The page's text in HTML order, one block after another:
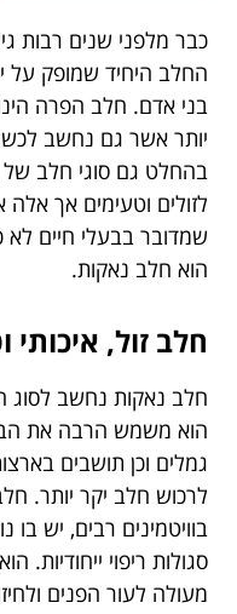
כבר מלפני שנים רבות
החלב היחיד שמופק על
בני אדם. חלב הפרה
יותר אשר גם נחשב
בהחלט גם סוגי חלב של
לזולים וטעימים אך אלה
שמדובר בבעלי חיים
הוא חלב נאקות.
חלב זול, איכותי
חלב נאקות נחשב לסוג
הוא משמש הרבה את
גמלים וכן תושבים
לרכוש חלב יקר יותר.
בוויטמינים רבים, יש בו
סגולות ריפוי ייחודיות.
מעולה לעור הפנים